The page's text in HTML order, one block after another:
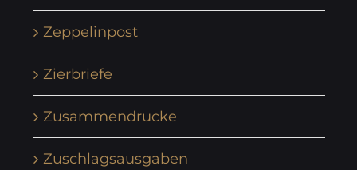
Zeppelinpost
Zierbriefe
Zusammendrucke
Zuschlagsausgaben